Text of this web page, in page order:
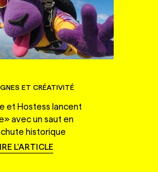
ET CRÉATIVITÉ
et Hostess lancent
avec un saut en
historique
L'ARTICLE